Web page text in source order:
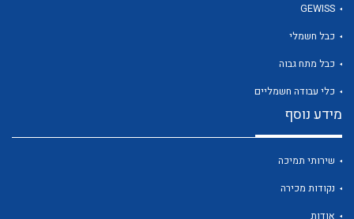
GEWISS
כבל חשמלי
כבל מתח גבוה
כלי עבודה חשמליים
מידע נוסף
שירותי תמיכה
נקודות מכירה
אודות